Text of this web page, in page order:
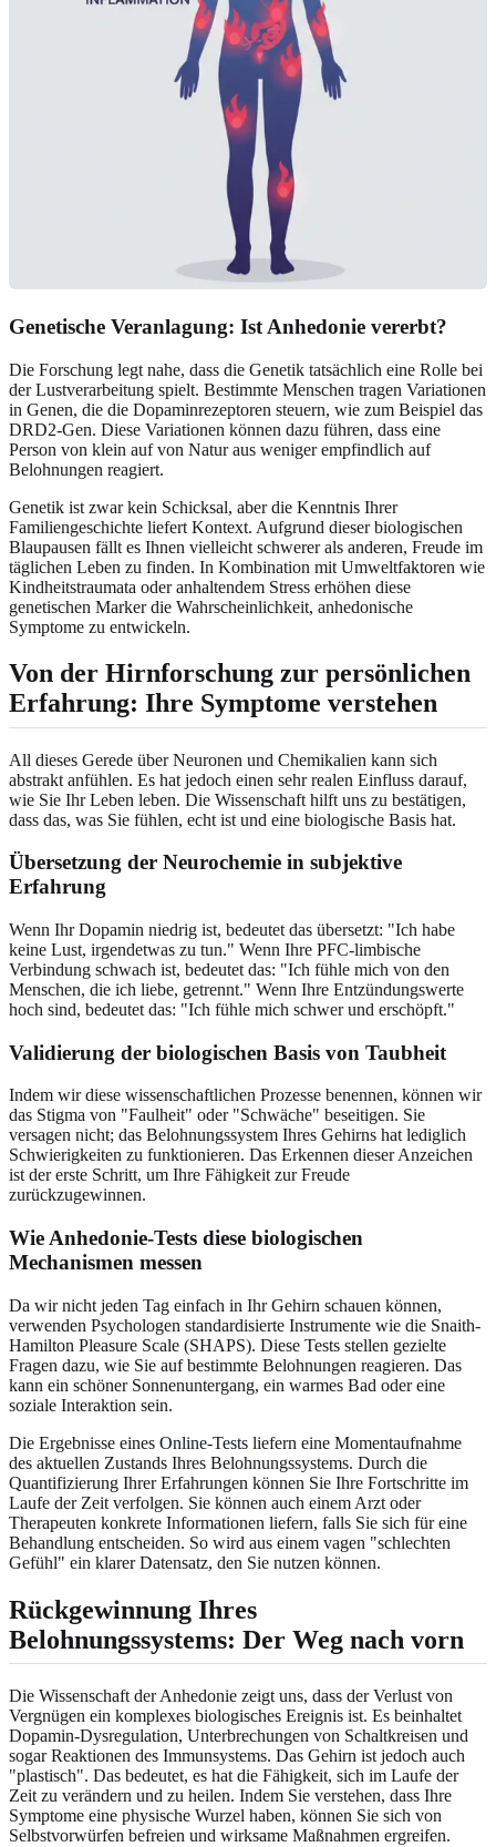
Genetische Veranlagung: Ist Anhedonie vererbt?
Die Forschung legt nahe, dass die Genetik tatsächlich eine Rolle bei
der Lustverarbeitung spielt. Bestimmte Menschen tragen Variationen
in Genen, die die Dopaminrezeptoren steuern, wie zum Beispiel das
DRD2-Gen. Diese Variationen können dazu führen, dass eine
Person von klein auf von Natur aus weniger empfindlich auf
Belohnungen reagiert.
Genetik ist zwar kein Schicksal, aber die Kenntnis Ihrer
Familiengeschichte liefert Kontext. Aufgrund dieser biologischen
Blaupausen fällt es Ihnen vielleicht schwerer als anderen, Freude im
täglichen Leben zu finden. In Kombination mit Umweltfaktoren wie
Kindheitstraumata oder anhaltendem Stress erhöhen diese
genetischen Marker die Wahrscheinlichkeit, anhedonische
Symptome zu entwickeln.
Von der Hirnforschung zur persönlichen
Erfahrung: Ihre Symptome verstehen
All dieses Gerede über Neuronen und Chemikalien kann sich
abstrakt anfühlen. Es hat jedoch einen sehr realen Einfluss darauf,
wie Sie Ihr Leben leben. Die Wissenschaft hilft uns zu bestätigen,
dass das, was Sie fühlen, echt ist und eine biologische Basis hat.
Übersetzung der Neurochemie in subjektive
Erfahrung
Wenn Ihr Dopamin niedrig ist, bedeutet das übersetzt: "Ich habe
keine Lust, irgendetwas zu tun." Wenn Ihre PFC-limbische
Verbindung schwach ist, bedeutet das: "Ich fühle mich von den
Menschen, die ich liebe, getrennt." Wenn Ihre Entzündungswerte
hoch sind, bedeutet das: "Ich fühle mich schwer und erschöpft."
Validierung der biologischen Basis von Taubheit
Indem wir diese wissenschaftlichen Prozesse benennen, können wir
das Stigma von "Faulheit" oder "Schwäche" beseitigen. Sie
versagen nicht; das Belohnungssystem Ihres Gehirns hat lediglich
Schwierigkeiten zu funktionieren. Das Erkennen dieser Anzeichen
ist der erste Schritt, um Ihre Fähigkeit zur Freude
zurückzugewinnen.
Wie Anhedonie-Tests diese biologischen
Mechanismen messen
Da wir nicht jeden Tag einfach in Ihr Gehirn schauen können,
verwenden Psychologen standardisierte Instrumente wie die Snaith-
Hamilton Pleasure Scale (SHAPS). Diese Tests stellen gezielte
Fragen dazu, wie Sie auf bestimmte Belohnungen reagieren. Das
kann ein schöner Sonnenuntergang, ein warmes Bad oder eine
soziale Interaktion sein.
Die Ergebnisse eines Online-Tests liefern eine Momentaufnahme
des aktuellen Zustands Ihres Belohnungssystems. Durch die
Quantifizierung Ihrer Erfahrungen können Sie Ihre Fortschritte im
Laufe der Zeit verfolgen. Sie können auch einem Arzt oder
Therapeuten konkrete Informationen liefern, falls Sie sich für eine
Behandlung entscheiden. So wird aus einem vagen "schlechten
Gefühl" ein klarer Datensatz, den Sie nutzen können.
Rückgewinnung Ihres
Belohnungssystems: Der Weg nach vorn
Die Wissenschaft der Anhedonie zeigt uns, dass der Verlust von
Vergnügen ein komplexes biologisches Ereignis ist. Es beinhaltet
Dopamin-Dysregulation, Unterbrechungen von Schaltkreisen und
sogar Reaktionen des Immunsystems. Das Gehirn ist jedoch auch
"plastisch". Das bedeutet, es hat die Fähigkeit, sich im Laufe der
Zeit zu verändern und zu heilen. Indem Sie verstehen, dass Ihre
Symptome eine physische Wurzel haben, können Sie sich von
Selbstvorwürfen befreien und wirksame Maßnahmen ergreifen.